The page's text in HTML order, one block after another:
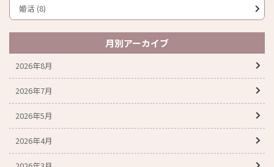
婚活 (8)
月別アーカイブ
2026年8月
2026年7月
2026年5月
2026年4月